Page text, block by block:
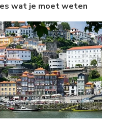
wat je moet weten